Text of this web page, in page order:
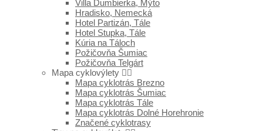
Villa Ďumbierka, Mýto
Hradisko, Nemecká
Hotel Partizán, Tále
Hotel Stupka, Tále
Kúria na Táloch
Požičovňa Šumiac
Požičovňa Telgárt
Mapa cyklovýlety
Mapa cyklotrás Brezno
Mapa cyklotrás Šumiac
Mapa cyklotrás Tále
Mapa cyklotrás Dolné Horehronie
Značené cyklotrasy